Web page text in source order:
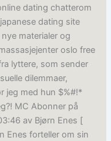
dating chatterom
dating site
materialer og
oslo free
lyttere, som sender
dilemmaer,
jeg med hun $%#!*
MC Abonner på
av Bjørn Enes [
Enes forteller om sin